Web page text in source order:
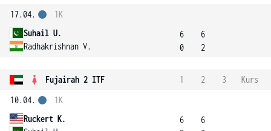
17.04.
Suhail U.
Radhakrishnan V.
1K
6
0
6
2
Fujairah 2 ITF 1 2 3
Kurs
10.04.
Ruckert K.
1K
6
6